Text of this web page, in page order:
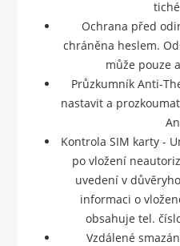
Ochrana před
chráněna heslem.
může pouze
Průzkumník Anti-
nastavit a
Kontrola SIM karty -
po vložení
uvedení v
informaci o
obsahuje tel.
Vzdálené